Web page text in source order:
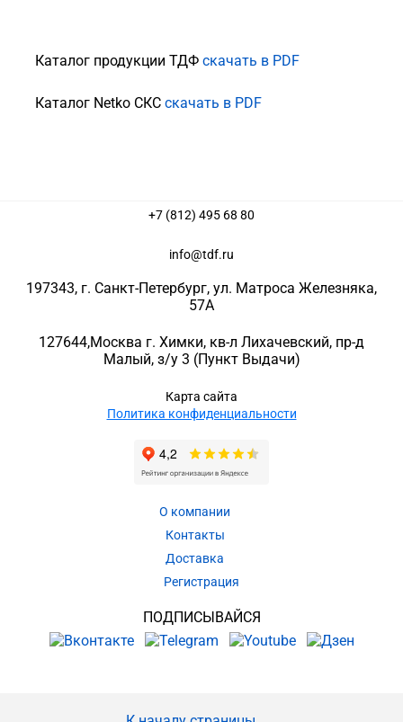
Каталог продукции ТДФ скачать в PDF
Каталог Netko СКС скачать в PDF
+7 (812) 495 68 80
info@tdf.ru
197343, г. Санкт-Петербург, ул. Матроса Железняка,
57A
127644,Москва г. Химки, кв-л Лихачевский, пр-д
Малый, з/у 3 (Пункт Выдачи)
Карта сайта
Политика конфиденциальности
О компании
Контакты
Доставка
Регистрация
ПОДПИСЫВАЙСЯ